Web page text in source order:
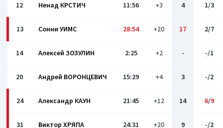
12 Ненад КРСТИЧ 11:56 +3 4 1/3
13 Сонни УИМС 28:54 +20 17 2/7
14 Алексей ЗОЗУЛИН 2:25 +2 - -/1
20 Андрей ВОРОНЦЕВИЧ 15:29 +4 3 -/2
24 Александр КАУН 21:45 +12 14 6/9
31 Виктор ХРЯПА 24:31 +20 9 -/2